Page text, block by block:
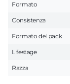
Formato
Consistenza
Formato del pack
Lifestage
Razza